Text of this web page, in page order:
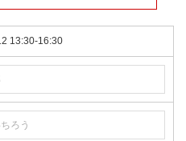
13:30-16:30